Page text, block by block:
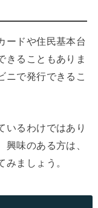
ードや住民基本台
きることもありま
ニで発行できるこ
いるわけではあり
興味のある方は、
ましょう。